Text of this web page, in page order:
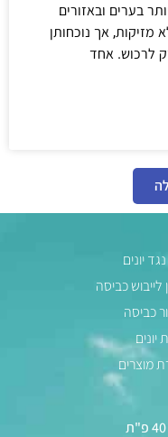
בערים ובאזורים
מזיקות, אך נוכחותן
לרכוש. אחד
יונים
כביסה
כביסה
יונים
מוצרים